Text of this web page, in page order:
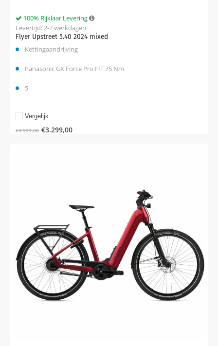
Flyer Upstreet 5.40 2024 mixed
100% Rijklaar Levering
Levertijd: 2-7 werkdagen
Kettingaandrijving
Panasonic GX Force Pro FIT 75 Nm
5
€4.999,00 €3.299,00
Vergelijk